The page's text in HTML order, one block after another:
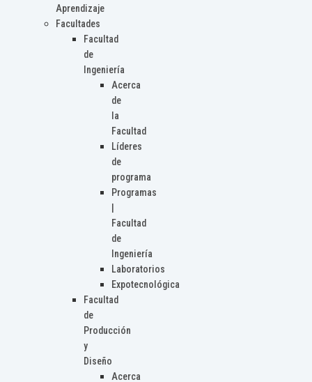
Aprendizaje
Facultades
Facultad
de
Ingeniería
Acerca
de
la
Facultad
Líderes
de
programa
Programas
Facultad
de
Ingeniería
Laboratorios
Expotecnológica
Facultad
de
Producción
y
Diseño
Acerca